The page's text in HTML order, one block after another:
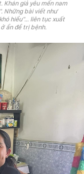
Khán giả yêu mến nam
Những bài viết như
hiểu"... liên tục xuất
ẩn để trị bệnh.